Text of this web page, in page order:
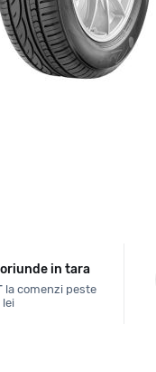
in tara
la comenzi peste
lei